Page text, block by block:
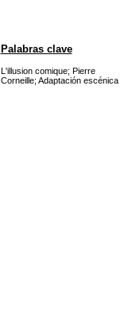
Palabras clave
L'illusion comique; Pierre
Corneille; Adaptación escénica